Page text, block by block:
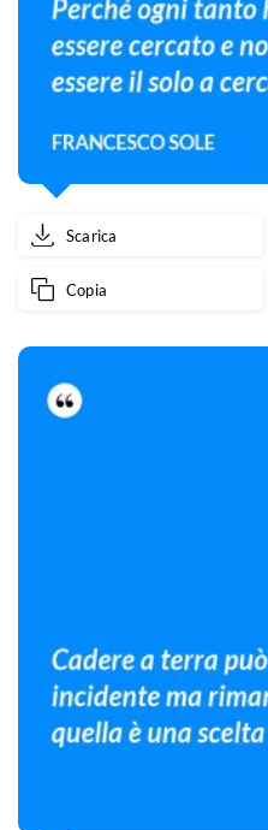
Scarica
Copia